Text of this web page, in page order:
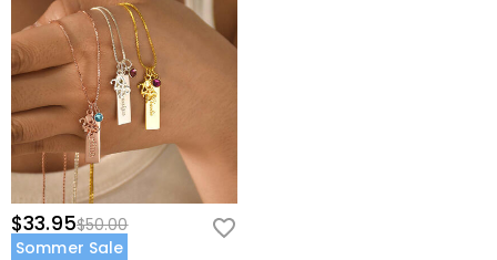
$33.95$50.00
Sommer Sale